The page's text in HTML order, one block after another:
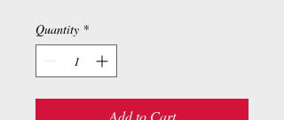
Quantity *
Add to Cart